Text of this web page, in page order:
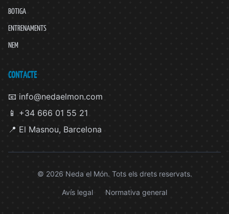
BOTIGA
ENTRENAMENTS
NEM
CONTACTE
📧 info@nedaelmon.com
📱 +34 666 01 55 21
📍 El Masnou, Barcelona
© 2026 Neda el Món. Tots els drets reservats.
Avís legal Normativa general